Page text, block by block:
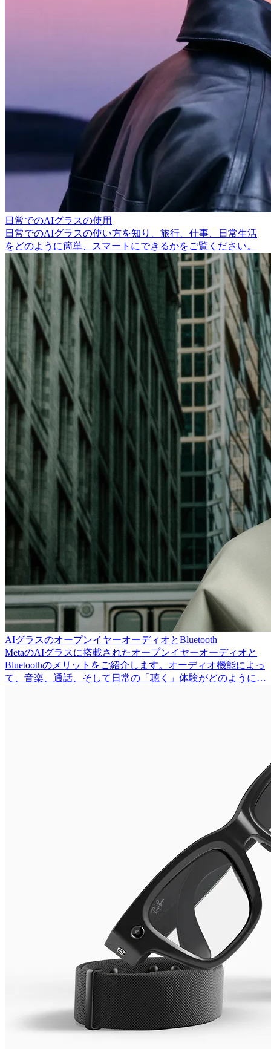
日常でのAIグラスの使用
日常でのAIグラスの使い方を知り、旅行、仕事、日常生活
をどのように簡単、スマートにできるかをご覧ください。
AIグラスのオープンイヤーオーディオとBluetooth
MetaのAIグラスに搭載されたオープンイヤーオーディオと
Bluetoothのメリットをご紹介します。オーディオ機能によっ
て、音楽、通話、そして日常の「聴く」体験がどのように豊